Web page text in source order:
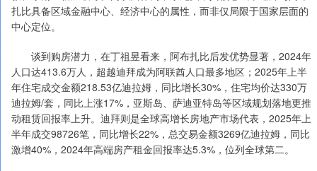
扎比具备区域金融中心、经济中心的属性，而非仅局限于国家层面的
中心定位。
谈到购房潜力，在丁祖昱看来，阿布扎比后发优势显著，2024年
人口达413.6万人，超越迪拜成为阿联酋人口最多地区；2025年上半
年住宅成交金额218.53亿迪拉姆，同比增长30%，住宅均价达330万
迪拉姆/套，同比上涨17%，亚斯岛、萨迪亚特岛等区域规划落地更推
动租赁回报率上升。迪拜则是全球高增长房地产市场代表，2025年上
半年成交98726笔，同比增长22%，总交易金额3269亿迪拉姆，同比
激增40%，2024年高端房产租金回报率达5.3%，位列全球第二。